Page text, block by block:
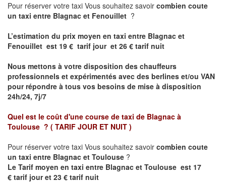
Pour réserver votre taxi Vous souhaitez savoir combien coute
un taxi entre Blagnac et Fenouillet ?
L’estimation du prix moyen en taxi entre Blagnac et
Fenouillet est 19 € tarif jour et 26 € tarif nuit
Nous mettons à votre disposition des chauffeurs
professionnels et expérimentés avec des berlines et/ou VAN
pour répondre à tous vos besoins de mise à disposition
24h/24, 7j/7
Quel est le coût d'une course de taxi de Blagnac à
Toulouse ? ( TARIF JOUR ET NUIT )
Pour réserver votre taxi Vous souhaitez savoir combien coute
un taxi entre Blagnac et Toulouse ?
Le Tarif moyen en taxi entre Blagnac et Toulouse est 17
€ tarif jour et 23 € tarif nuit